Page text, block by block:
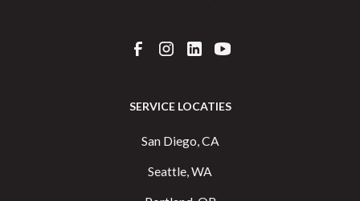
SERVICE LOCATIES
San Diego, CA
Seattle, WA